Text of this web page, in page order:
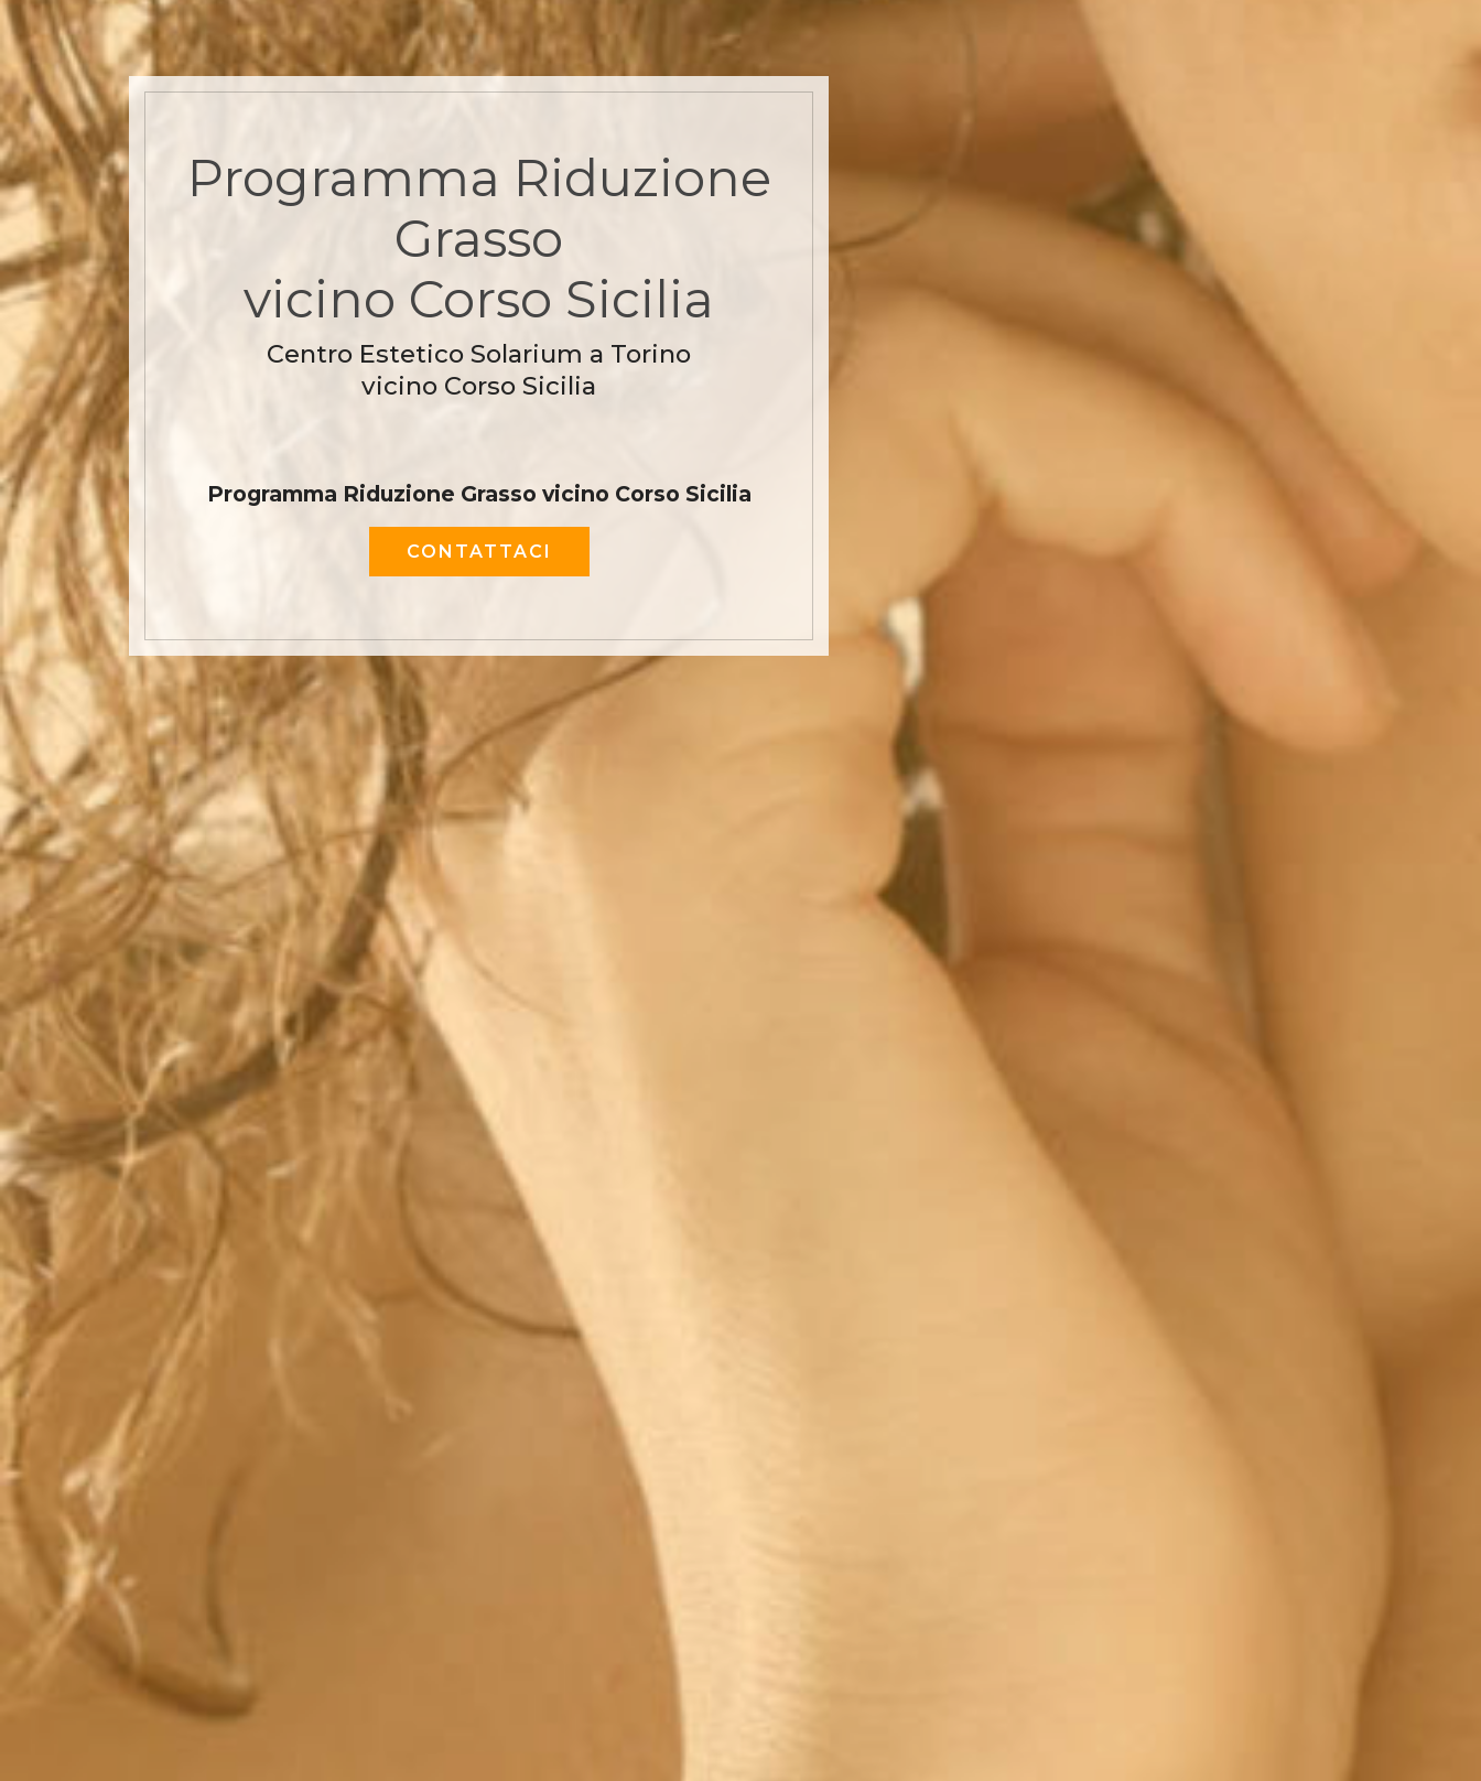
Programma Riduzione
Grasso
vicino Corso Sicilia
Centro Estetico Solarium a Torino
vicino Corso Sicilia
Programma Riduzione Grasso vicino Corso Sicilia
CONTATTACI